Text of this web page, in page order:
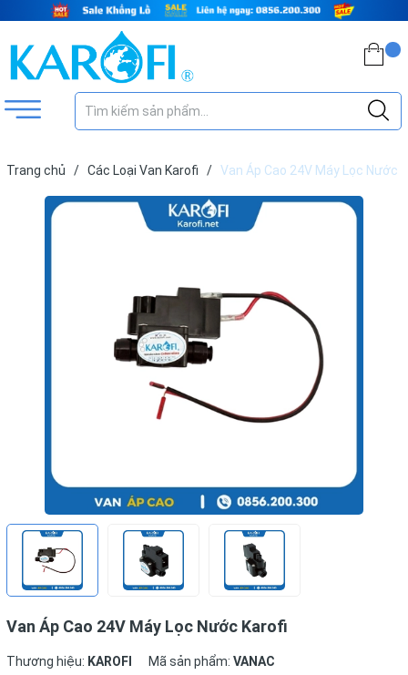
Trang chủ / Các Loại Van Karofi / Van Áp Cao 24V Máy Lọc Nước
Van Áp Cao 24V Máy Lọc Nước Karofi
Thương hiệu: KAROFI Mã sản phẩm: VANAC